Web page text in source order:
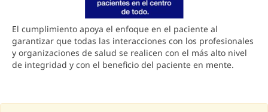
El cumplimiento apoya el enfoque en el paciente al
garantizar que todas las interacciones con los profesionales
y organizaciones de salud se realicen con el más alto nivel
de integridad y con el beneficio del paciente en mente.